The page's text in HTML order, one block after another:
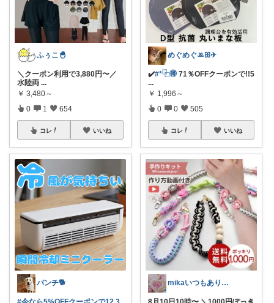
ふぅこ🐣
＼クーポン利用で3,880円〜／
水陸両 ...
￥ 3,480～
0 1 654
コレ いいね
パンチ🐕
めぐめぐꔛꕤ✈︎
✔️#*⿻🉐 71％OFFクーポンで!!5
...
￥ 1,996～
0 0 505
コレ いいね
mikaいつもありがとうございます♡